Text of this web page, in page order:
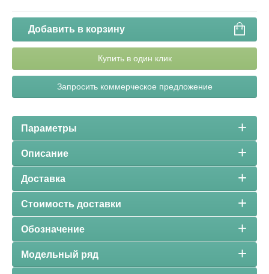
Добавить в корзину
Купить в один клик
Запросить коммерческое предложение
Параметры
Описание
Доставка
Стоимость доставки
Обозначение
Модельный ряд